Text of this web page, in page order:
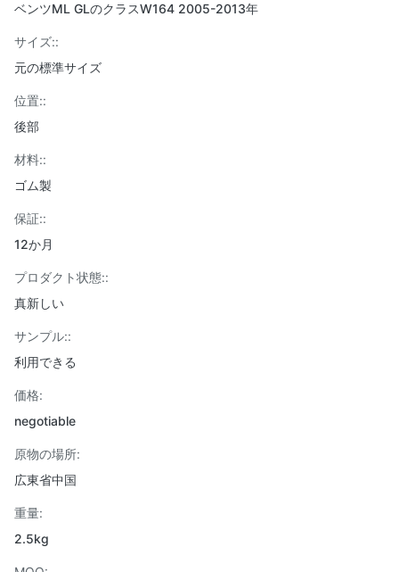
ベンツML GLのクラスW164 2005-2013年
サイズ::
元の標準サイズ
位置::
後部
材料::
ゴム製
保証::
12か月
プロダクト状態::
真新しい
サンプル::
利用できる
価格:
negotiable
原物の場所:
広東省中国
重量:
2.5kg